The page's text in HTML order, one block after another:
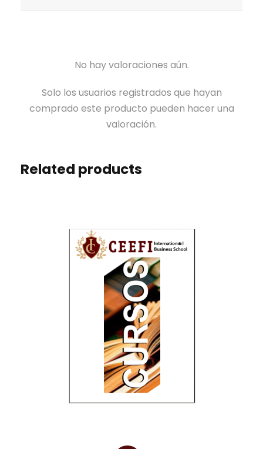
No hay valoraciones aún.
Solo los usuarios registrados que hayan
comprado este producto pueden hacer una
valoración.
Related products